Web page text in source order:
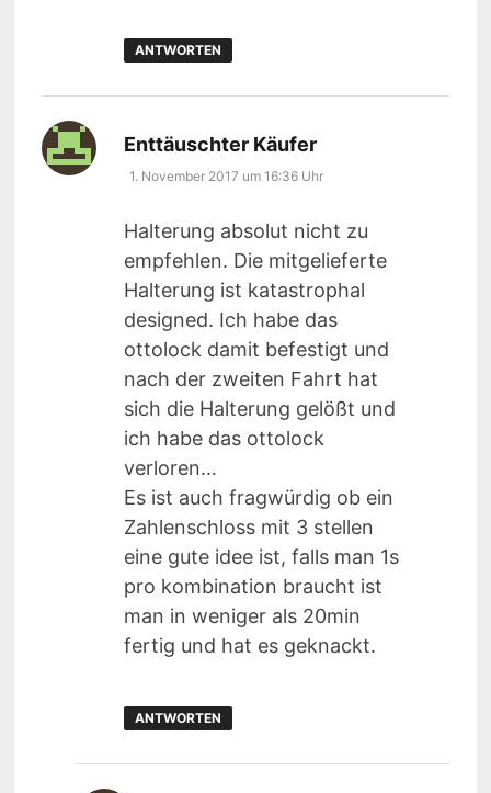
ANTWORTEN
Enttäuschter Käufersagt:
1. November 2017 um 16:36 Uhr
Halterung absolut nicht zu
empfehlen. Die mitgelieferte
Halterung ist katastrophal
designed. Ich habe das
ottolock damit befestigt und
nach der zweiten Fahrt hat
sich die Halterung gelößt und
ich habe das ottolock
verloren…
Es ist auch fragwürdig ob ein
Zahlenschloss mit 3 stellen
eine gute idee ist, falls man 1s
pro kombination braucht ist
man in weniger als 20min
fertig und hat es geknackt.
ANTWORTEN